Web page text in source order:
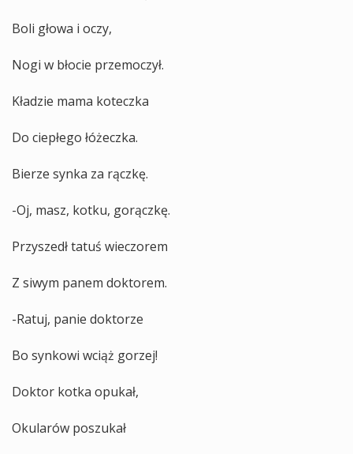
Boli głowa i oczy,
Nogi w błocie przemoczył.
Kładzie mama koteczka
Do ciepłego łóżeczka.
Bierze synka za rączkę.
-Oj, masz, kotku, gorączkę.
Przyszedł tatuś wieczorem
Z siwym panem doktorem.
-Ratuj, panie doktorze
Bo synkowi wciąż gorzej!
Doktor kotka opukał,
Okularów poszukał